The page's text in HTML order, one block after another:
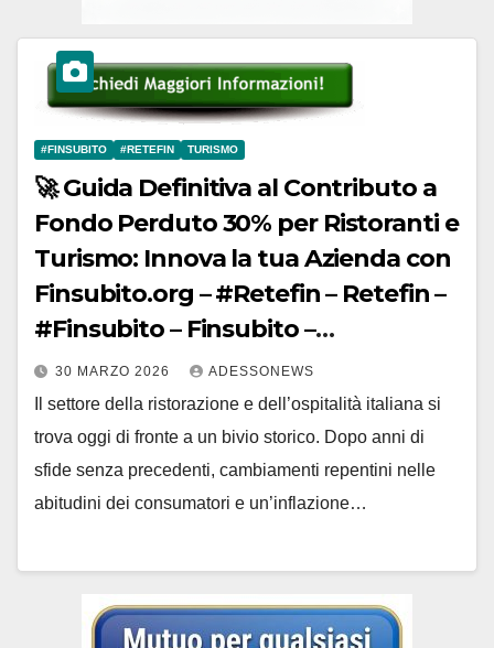
#FINSUBITO #RETEFIN TURISMO
🚀 Guida Definitiva al Contributo a
Fondo Perduto 30% per Ristoranti e
Turismo: Innova la tua Azienda con
Finsubito.org – #Retefin – Retefin –
#Finsubito – Finsubito –
#Adessonews – #Adessonews –
#Finsubito – Adessonews
30 MARZO 2026 ADESSONEWS
Il settore della ristorazione e dell’ospitalità italiana si
trova oggi di fronte a un bivio storico. Dopo anni di
sfide senza precedenti, cambiamenti repentini nelle
abitudini dei consumatori e un’inflazione…